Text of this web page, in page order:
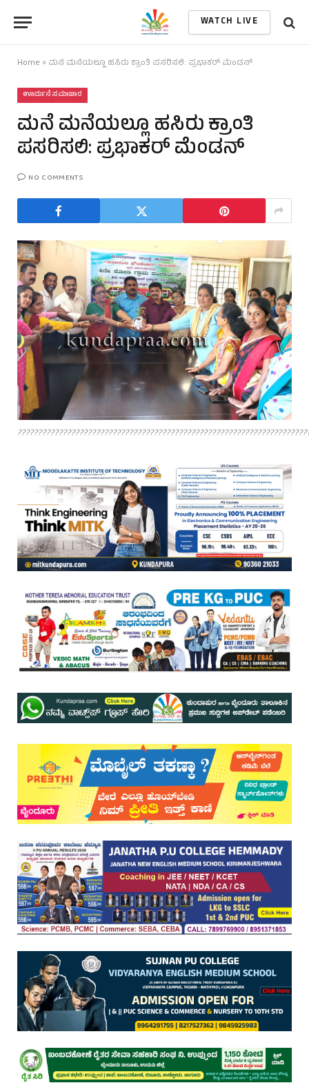
WATCH LIVE
Home » ಮನೆ ಮನೆಯಲ್ಲೂ ಹಸಿರು ಕ್ರಾಂತಿ ಪಸರಿಸಲಿ: ಪ್ರಭಾಕರ್ ಮೆಂಡನ್
ಊರ್ಮನೆ ಸಮಾಚಾರ
ಮನೆ ಮನೆಯಲ್ಲೂ ಹಸಿರು ಕ್ರಾಂತಿ
ಪಸರಿಸಲಿ: ಪ್ರಭಾಕರ್ ಮೆಂಡನ್
NO COMMENTS